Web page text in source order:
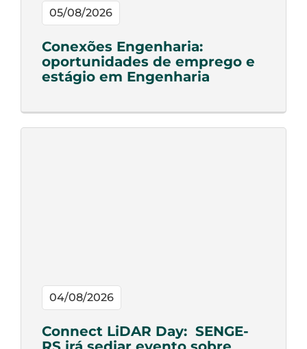
05/08/2026
Conexões Engenharia:
oportunidades de emprego e
estágio em Engenharia
04/08/2026
Connect LiDAR Day: SENGE-